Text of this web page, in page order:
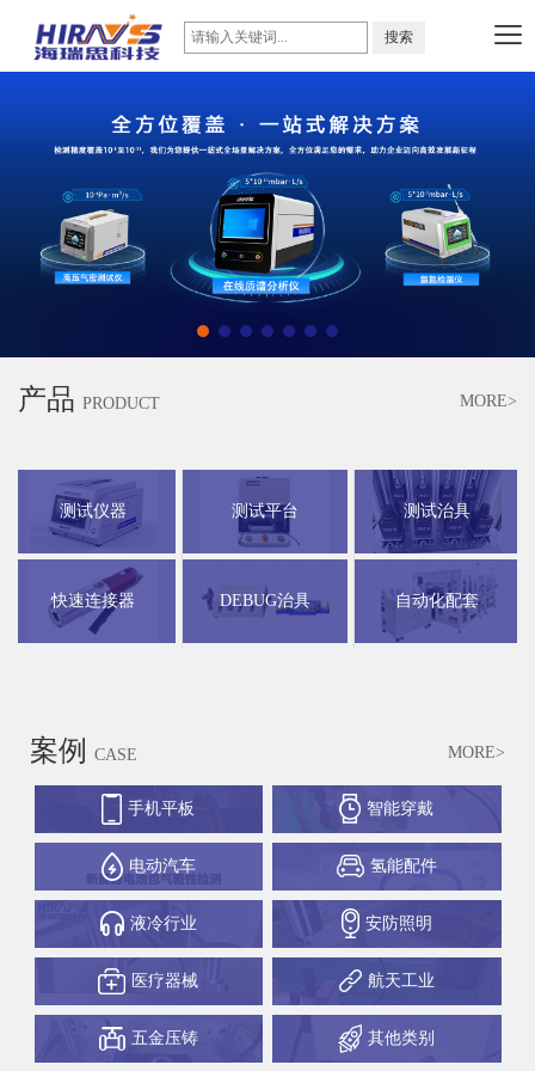
产品 PRODUCT MORE>
测试仪器 测试平台 测试治具
快速连接器 DEBUG治具 自动化配套
案例 CASE MORE>
手机平板 智能穿戴
电动汽车 氢能配件
液冷行业 安防照明
医疗器械 航天工业
五金压铸 其他类别